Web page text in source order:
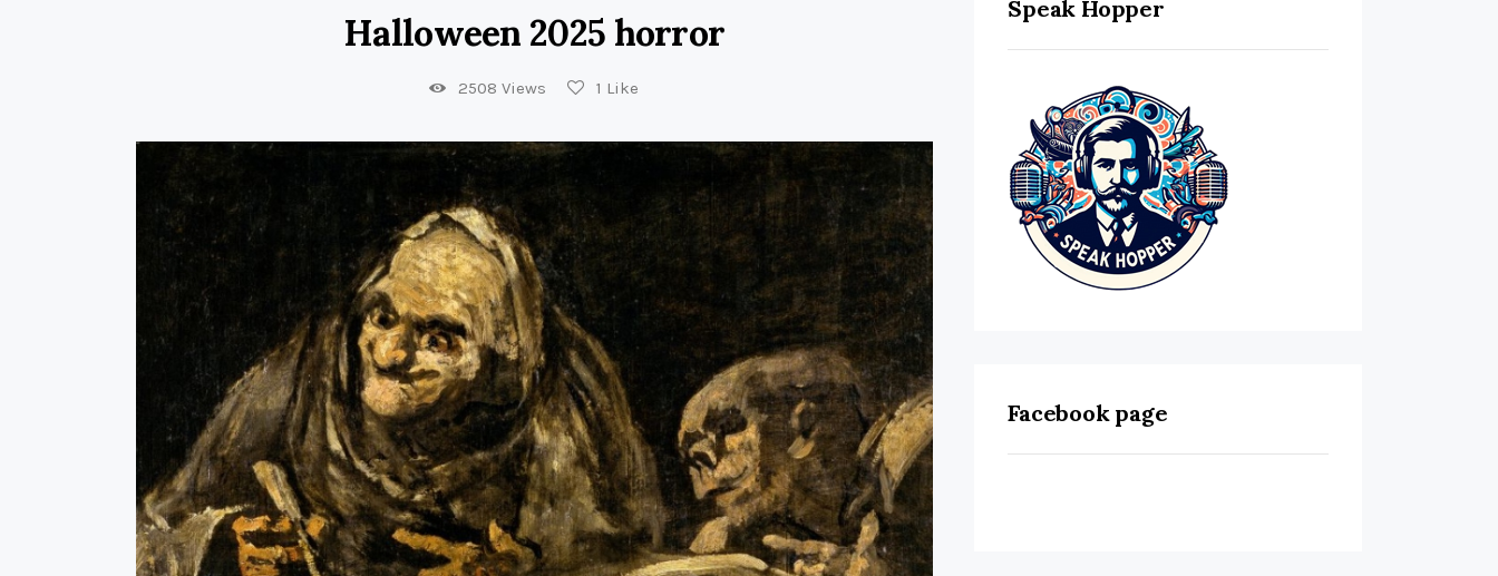
Halloween 2025 horror
2508 Views 1 Like
Speak Hopper
Facebook page